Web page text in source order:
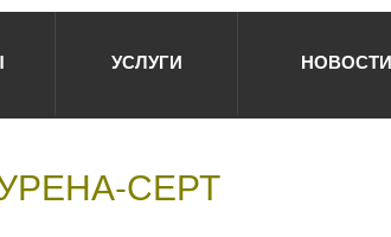
УСЛУГИ НОВОСТИ
СЕРТ